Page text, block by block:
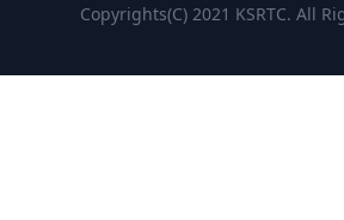
Copyrights(C) 2021 KSRTC. All